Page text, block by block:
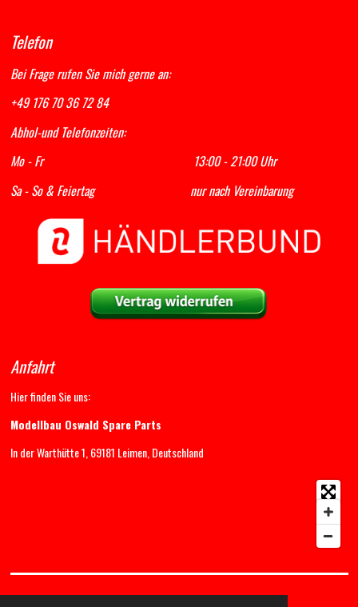
Telefon
Bei Frage rufen Sie mich gerne an:
+49 176 70 36 72 84
Abhol-und Telefonzeiten:
Mo - Fr 13:00 - 21:00 Uhr
Sa - So & Feiertag nur nach Vereinbarung
Anfahrt
Hier finden Sie uns:
Modellbau Oswald Spare Parts
In der Warthütte 1, 69181 Leimen, Deutschland